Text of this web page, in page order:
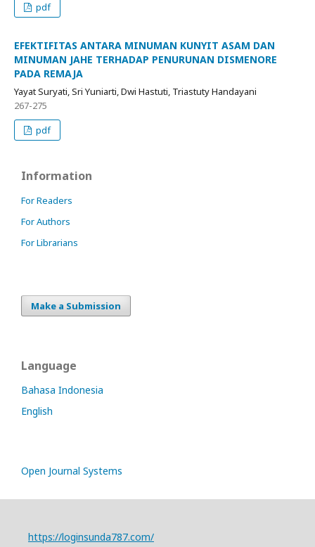
pdf
EFEKTIFITAS ANTARA MINUMAN KUNYIT ASAM DAN
MINUMAN JAHE TERHADAP PENURUNAN DISMENORE
PADA REMAJA
Yayat Suryati, Sri Yuniarti, Dwi Hastuti, Triastuty Handayani
267-275
pdf
Information
For Readers
For Authors
For Librarians
Make a Submission
Language
Bahasa Indonesia
English
Open Journal Systems
https://loginsunda787.com/